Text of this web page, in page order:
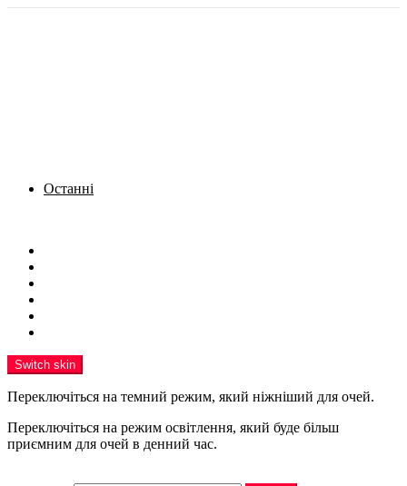
Останні
Switch skin
Переключіться на темний режим, який ніжніший для очей.
Переключіться на режим освітлення, який буде більш
приємним для очей в денний час.